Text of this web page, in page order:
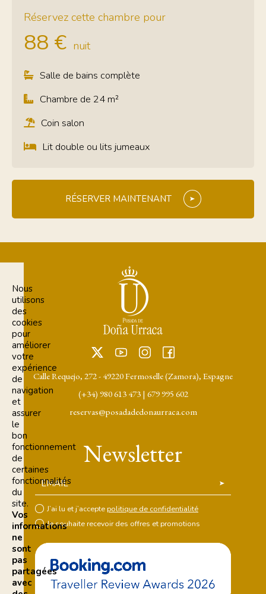
Réservez cette chambre pour
88 € nuit
Salle de bains complète
Chambre de 24 m²
Coin salon
Lit double ou lits jumeaux
RÉSERVER MAINTENANT
Calle Requejo, 272 - 49220 Fermoselle (Zamora), Espagne
(+34) 980 613 473| 679 995 602
reservas@posadadedonaurraca.com
Newsletter
EMAIL
J’ai lu et j’acceptepolitique de confidentialité
Je souhaite recevoir des offres et promotions
Nous
utilisons
des
cookies
pour
améliorer
votre
expérience
de
navigation
et
assurer
le
bon
fonctionnement
de
certaines
fonctionnalités
du
site.
Vos
informations
ne
sont
pas
partagées
avec